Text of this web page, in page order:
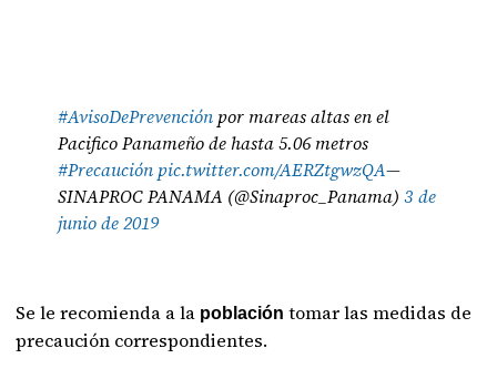
#AvisoDePrevención por mareas altas en el
Pacifico Panameño de hasta 5.06 metros
#Precaución pic.twitter.com/AERZtgwzQA—
SINAPROC PANAMA (@Sinaproc_Panama)3 de
junio de 2019
Se le recomienda a la población tomar las medidas de
precaución correspondientes.